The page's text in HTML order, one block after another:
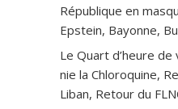
République en
Epstein, Bayonne,
Le Quart d’heure
nie la Chloroquine,
Liban, Retour du